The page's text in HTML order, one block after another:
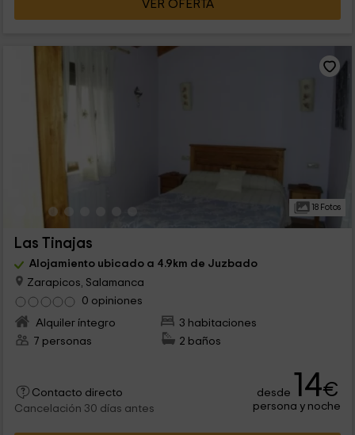
VER OFERTA
18 Fotos
Las Tinajas
Alojamiento ubicado a 4.9km de Juzbado
Zarapicos, Salamanca
0 opiniones
Alquiler íntegro
3 habitaciones
7 personas
2 baños
Contacto directo
Cancelación 30 días antes
desde 14€
persona y noche